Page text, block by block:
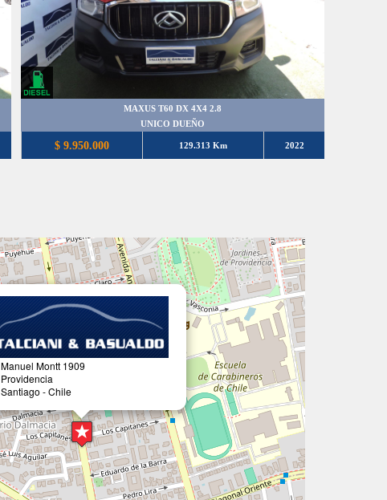
MAXUS T60 DX 4X4 2.8
UNICO DUEÑO
$ 9.950.000 129.313 Km 2022
Manuel Montt 1909
Providencia
Santiago - Chile